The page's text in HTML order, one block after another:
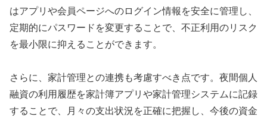
はアプリや会員ページへのログイン情報を安全に管理し、
定期的にパスワードを変更することで、不正利用のリスク
を最小限に抑えることができます。
さらに、家計管理との連携も考慮すべき点です。夜間個人
融資の利用履歴を家計簿アプリや家計管理システムに記録
することで、月々の支出状況を正確に把握し、今後の資金